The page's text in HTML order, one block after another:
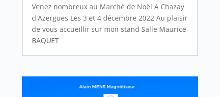
Venez nombreux au Marché de Noël A Chazay
d'Azergues Les 3 et 4 décembre 2022 Au plaisir
de vous accueillir sur mon stand Salle Maurice
BAQUET